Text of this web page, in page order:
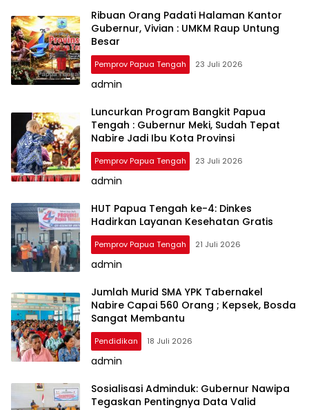
Ribuan Orang Padati Halaman Kantor
Gubernur, Vivian : UMKM Raup Untung
Besar
Pemprov Papua Tengah 23 Juli 2026
admin
Luncurkan Program Bangkit Papua
Tengah : Gubernur Meki, Sudah Tepat
Nabire Jadi Ibu Kota Provinsi
Pemprov Papua Tengah 23 Juli 2026
admin
HUT Papua Tengah ke-4: Dinkes
Hadirkan Layanan Kesehatan Gratis
Pemprov Papua Tengah 21 Juli 2026
admin
Jumlah Murid SMA YPK Tabernakel
Nabire Capai 560 Orang ; Kepsek, Bosda
Sangat Membantu
Pendidikan 18 Juli 2026
admin
Sosialisasi Adminduk: Gubernur Nawipa
Tegaskan Pentingnya Data Valid